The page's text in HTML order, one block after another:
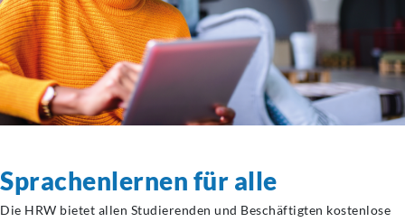
Sprachenlernen für alle
Die HRW bietet allen Studierenden und Beschäftigten kostenlose